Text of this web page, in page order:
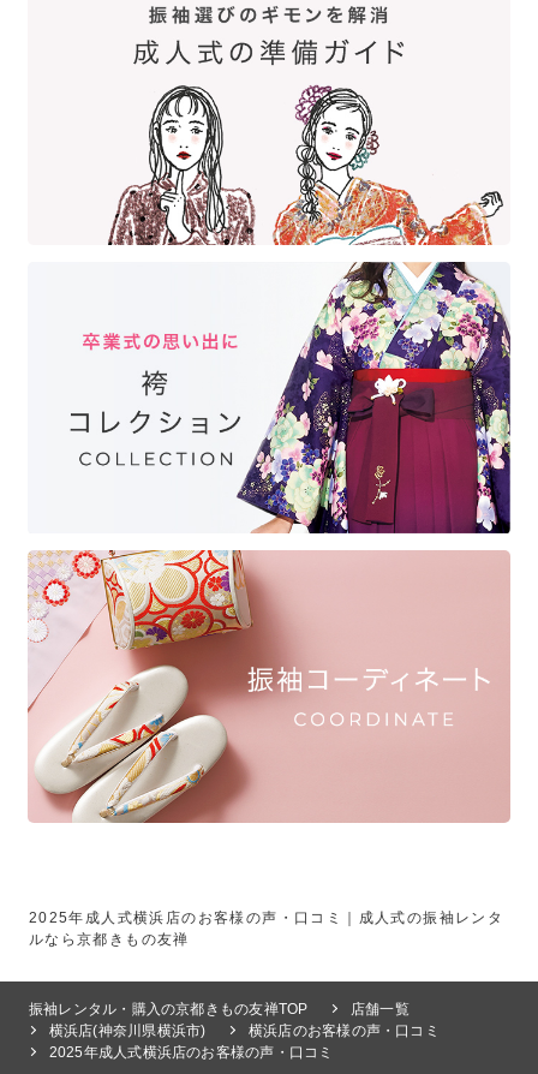
2025年成人式横浜店のお客様の声・口コミ｜成人式の振袖レンタ
ルなら京都きもの友禅
振袖レンタル・購入の京都きもの友禅TOP
店舗一覧
横浜店(神奈川県横浜市)
横浜店のお客様の声・口コミ
2025年成人式横浜店のお客様の声・口コミ